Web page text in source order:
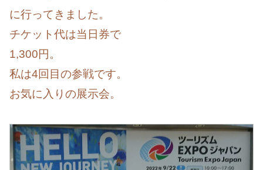
に行ってきました。
チケット代は当日券で
1,300円。
私は4回目の参戦です。
お気に入りの展示会。